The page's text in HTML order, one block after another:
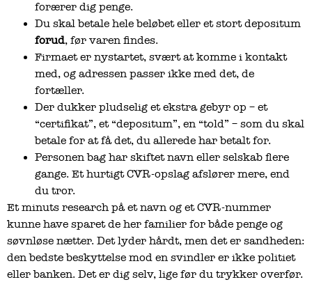
forærer dig penge.
Du skal betale hele beløbet eller et stort depositum
forud, før varen findes.
Firmaet er nystartet, svært at komme i kontakt
med, og adressen passer ikke med det, de
fortæller.
Der dukker pludselig et ekstra gebyr op – et
“certifikat”, et “depositum”, en “told” – som du skal
betale for at få det, du allerede har betalt for.
Personen bag har skiftet navn eller selskab flere
gange. Et hurtigt CVR-opslag afslører mere, end
du tror.
Et minuts research på et navn og et CVR-nummer
kunne have sparet de her familier for både penge og
søvnløse nætter. Det lyder hårdt, men det er sandheden:
den bedste beskyttelse mod en svindler er ikke politiet
eller banken. Det er dig selv, lige før du trykker overfør.